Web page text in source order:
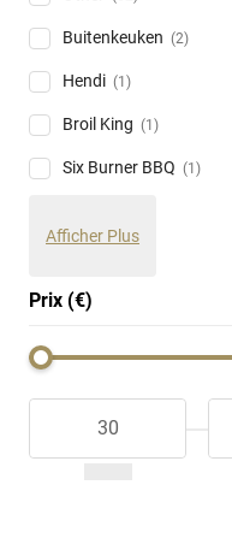
Buitenkeuken (2)
Hendi (1)
Broil King (1)
Six Burner BBQ (1)
Afficher Plus
Prix (€)